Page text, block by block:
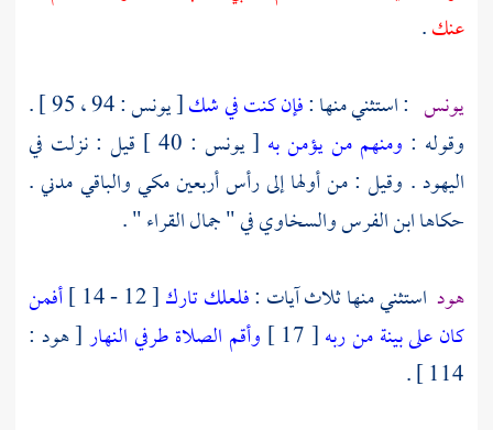
عنك.
يونس : استثني منها :فإن كنت في شك
[ يونس : 94 ، 95 ] .
وقوله : ومنهم من يؤمن به [ يونس : 40 ] قيل : نزلت في
اليهود. وقيل : من أولها إلى رأس أربعين مكي والباقي مدني .
حكاهاابن الفرسوالسخاويفي " جمال القراء " .
هود استثني منها ثلاث آيات :فلعلك تارك[ 12 - 14 ]
أفمن
كان على بينة من ربه[ 17 ] وأقم الصلاة طرفي النهار[ هود :
114 ] .